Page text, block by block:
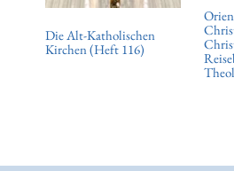
Die Alt-Katholischen
Kirchen (Heft 116)